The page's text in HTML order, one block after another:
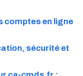
comptes en ligne
sécurité et